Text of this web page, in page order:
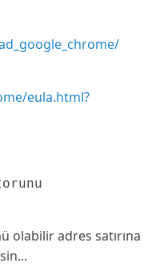
eula.html?
olabilir adres satırına